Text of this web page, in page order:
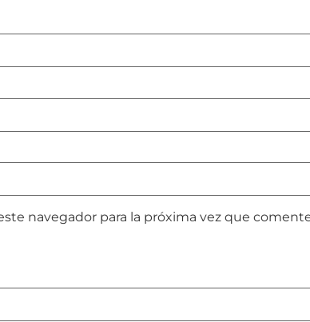
navegador para la próxima vez que